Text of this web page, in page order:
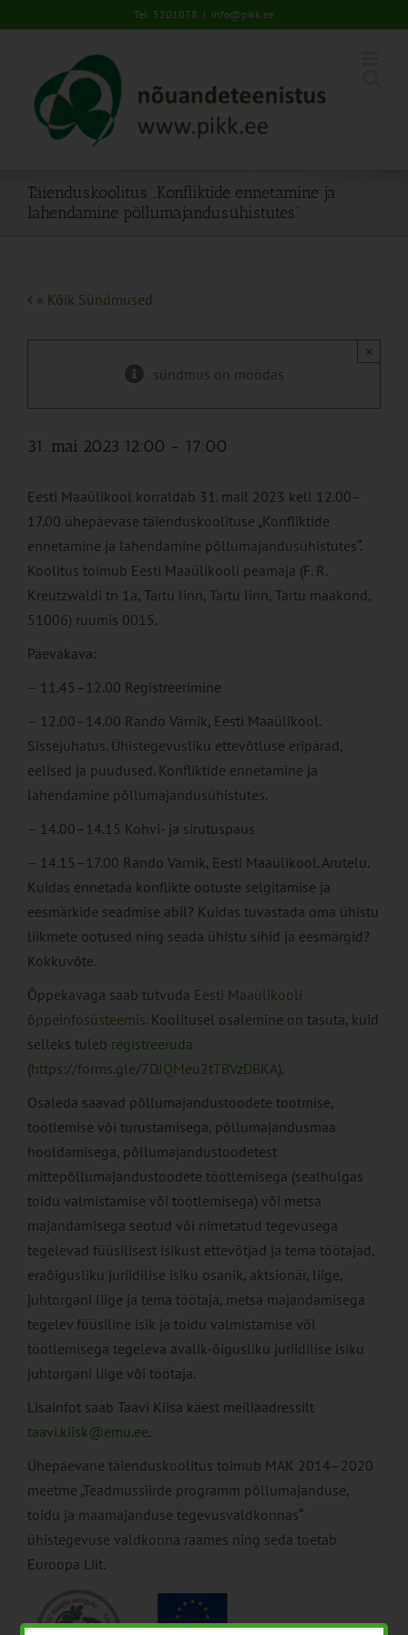
to
Tel: 5201078 | info@pikk.ee
Täienduskoolitus „Konfliktide ennetamine ja
lahendamine põllumajandusühistutes“
« Kõik Sündmused
sündmus on möödas
×
31. mai 2023 12:00 - 17:00
Eesti Maaülikool korraldab 31. mail 2023 kell 12.00–
17.00 ühepäevase täienduskoolituse „Konfliktide
ennetamine ja lahendamine põllumajandusühistutes“.
Koolitus toimub Eesti Maaülikooli peamaja (F. R.
Kreutzwaldi tn 1a, Tartu linn, Tartu linn, Tartu maakond,
51006) ruumis 0015.
Päevakava:
– 11.45–12.00 Registreerimine
– 12.00–14.00 Rando Värnik, Eesti Maaülikool.
Sissejuhatus. Ühistegevusliku ettevõtluse eripärad,
eelised ja puudused. Konfliktide ennetamine ja
lahendamine põllumajandusühistutes.
– 14.00–14.15 Kohvi- ja sirutuspaus
– 14.15–17.00 Rando Värnik, Eesti Maaülikool. Arutelu.
Kuidas ennetada konflikte ootuste selgitamise ja
eesmärkide seadmise abil? Kuidas tuvastada oma ühistu
liikmete ootused ning seada ühistu sihid ja eesmärgid?
Kokkuvõte.
Õppekavaga saab tutvuda Eesti Maaülikooli
õppeinfosüsteemis. Koolitusel osalemine on tasuta, kuid
selleks tuleb registreeruda
(https://forms.gle/7DJQMeu2tTBVzDBKA).
Osaleda saavad põllumajandustoodete tootmise,
töötlemise või turustamisega, põllumajandusmaa
hooldamisega, põllumajandustoodetest
mittepõllumajandustoodete töötlemisega (sealhulgas
toidu valmistamise või töötlemisega) või metsa
majandamisega seotud või nimetatud tegevusega
tegelevad füüsilisest isikust ettevõtjad ja tema töötajad,
eraõigusliku juriidilise isiku osanik, aktsionär, liige,
juhtorgani liige ja tema töötaja, metsa majandamisega
tegelev füüsiline isik ja toidu valmistamise või
töötlemisega tegeleva avalik-õigusliku juriidilise isiku
juhtorgani liige või töötaja.
Lisainfot saab Taavi Kiisa käest meiliaadressilt
taavi.kiisk@emu.ee.
Ühepäevane täienduskoolitus toimub MAK 2014–2020
meetme „Teadmussiirde programm põllumajanduse,
toidu ja maamajanduse tegevusvaldkonnas“
ühistegevuse valdkonna raames ning seda toetab
Euroopa Liit.